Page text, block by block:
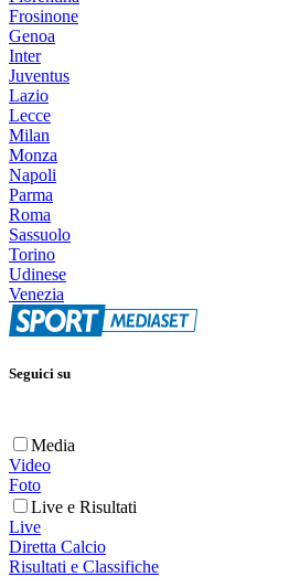
Frosinone
Genoa
Inter
Juventus
Lazio
Lecce
Milan
Monza
Napoli
Parma
Roma
Sassuolo
Torino
Udinese
Venezia
Seguici su
Media
Video
Foto
Live e Risultati
Live
Diretta Calcio
Risultati e Classifiche